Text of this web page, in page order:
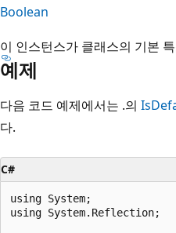
Boolean
이 인스턴스가 클래스의 기본
예제
다음 코드 예제에서는 .의
다.
C#
using System;
using System.Reflection;